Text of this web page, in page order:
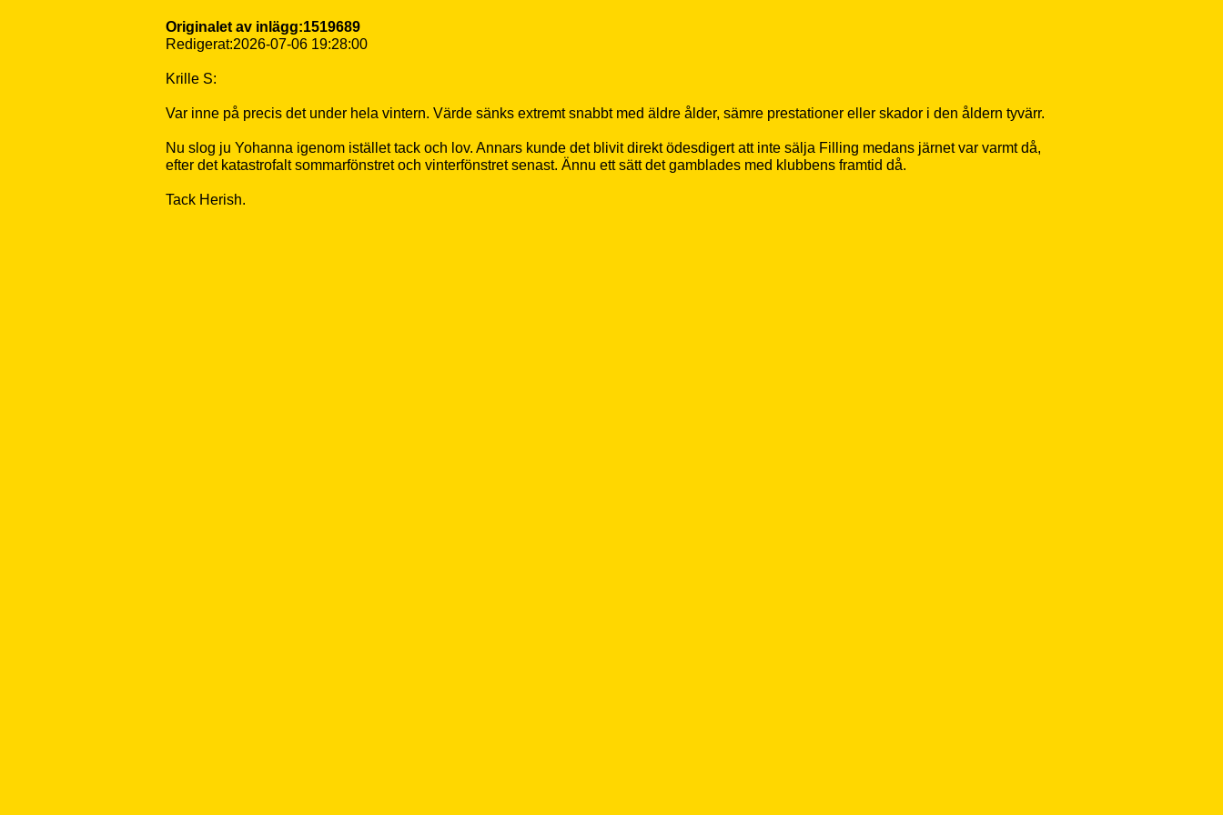
Originalet av inlägg:1519689
Redigerat:2026-07-06 19:28:00
Krille S:
Var inne på precis det under hela vintern. Värde sänks extremt snabbt med äldre ålder, sämre prestationer eller skador i den åldern tyvärr.
Nu slog ju Yohanna igenom istället tack och lov. Annars kunde det blivit direkt ödesdigert att inte sälja Filling medans järnet var varmt då,
efter det katastrofalt sommarfönstret och vinterfönstret senast. Ännu ett sätt det gamblades med klubbens framtid då.
Tack Herish.